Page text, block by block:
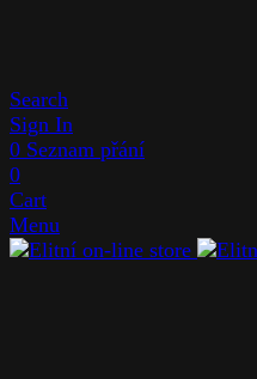
Search
Sign In
0 Seznam přání
0
Cart
Menu